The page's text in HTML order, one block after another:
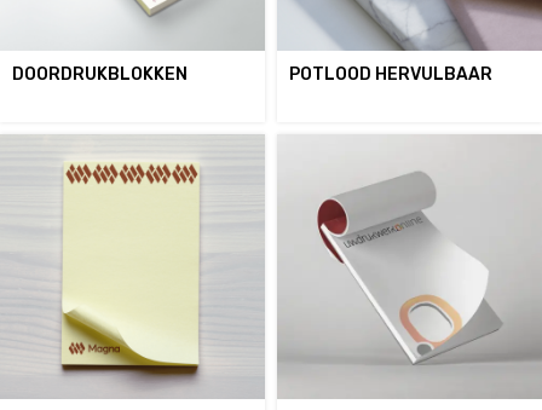
DOORDRUKBLOKKEN POTLOOD HERVULBAAR